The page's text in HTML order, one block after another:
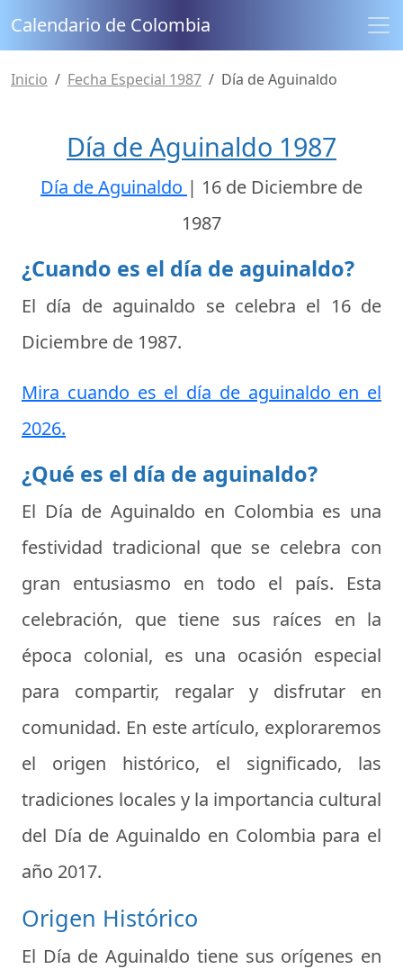
Calendario de Colombia
Inicio Fecha Especial 1987 Día de Aguinaldo
Día de Aguinaldo 1987
Día de Aguinaldo | 16 de Diciembre de
1987
¿Cuando es el día de aguinaldo?
El día de aguinaldo se celebra el 16 de
Diciembre de 1987.
Mira cuando es el día de aguinaldo en el
2026.
¿Qué es el día de aguinaldo?
El Día de Aguinaldo en Colombia es una
festividad tradicional que se celebra con
gran entusiasmo en todo el país. Esta
celebración, que tiene sus raíces en la
época colonial, es una ocasión especial
para compartir, regalar y disfrutar en
comunidad. En este artículo, exploraremos
el origen histórico, el significado, las
tradiciones locales y la importancia cultural
del Día de Aguinaldo en Colombia para el
año 2017.
Origen Histórico
El Día de Aguinaldo tiene sus orígenes en